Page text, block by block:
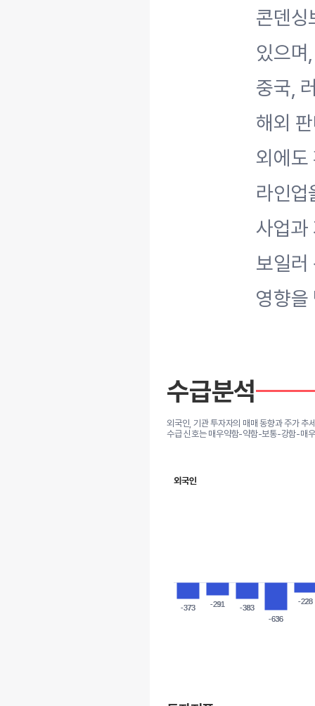
콘덴싱
있으며
중국,
해외
외에도
라인업
사업과
보일러
영향을
수급분석
외국인, 기관 투자자의 매매 동향과 주가 추
수급 신호는 매우약함-약함-보통-강함-매
외국인
-373
-373 -291
-291 -383
-383
-636
-636
-228
-228